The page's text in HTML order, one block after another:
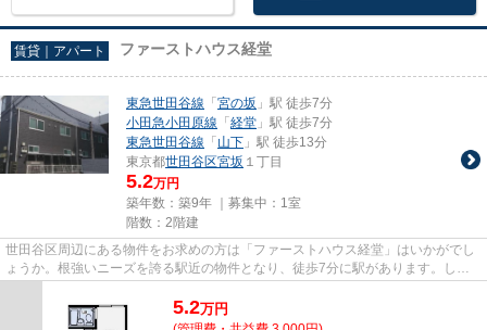
賃貸｜アパート ファーストハウス経堂
東急世田谷線 「 宮の坂 」駅 徒歩7分
小田急小田原線 「 経堂 」駅 徒歩7分
東急世田谷線 「 山下 」駅 徒歩13分
東京都世田谷区宮坂 １丁目
5.2万円
築年数：築9年 ｜募集中： 1室
階数：2階建
世田谷区周辺にある物件をお求めの方は「ファーストハウス経堂」はいかがでし
ょうか。根強いニーズを誇る駅近の物件となり、徒歩7分に駅があります。しっ
5.2万円